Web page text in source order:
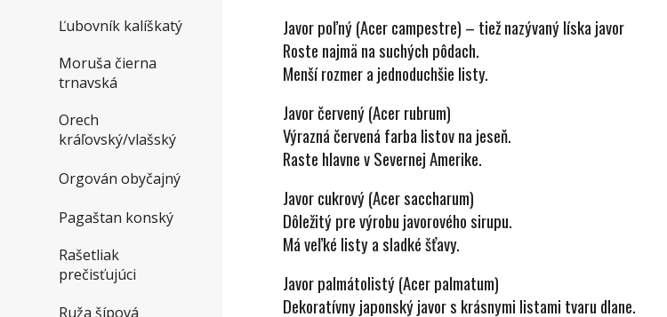
Ľubovník kalíškatý
Moruša čierna
trnavská
Orech
kráľovský/vlašský
Orgován obyčajný
Pagaštan konský
Rašetliak
prečisťujúci
Ruža šípová
Javor poľný (Acer campestre) – tiež nazývaný líska javor
Roste najmä na suchých pôdach.
Menší rozmer a jednoduchšie listy.
Javor červený (Acer rubrum)
Výrazná červená farba listov na jeseň.
Raste hlavne v Severnej Amerike.
Javor cukrový (Acer saccharum)
Dôležitý pre výrobu javorového sirupu.
Má veľké listy a sladké šťavy.
Javor palmátolistý (Acer palmatum)
Dekoratívny japonský javor s krásnymi listami tvaru dlane.